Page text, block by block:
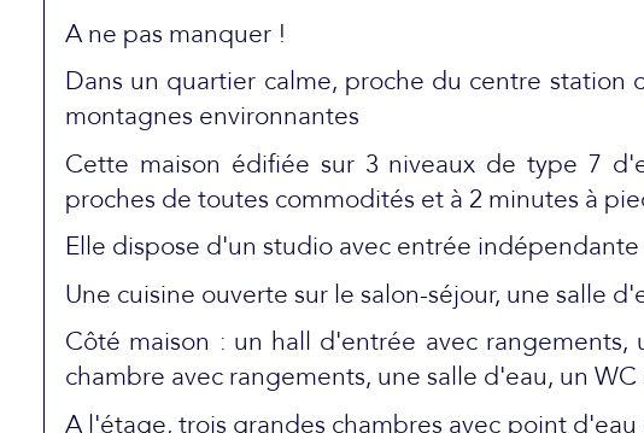
A ne pas manquer !
Dans un quartier calme, proche du centre station
montagnes environnantes
Cette maison édifiée sur 3 niveaux de type 7
proches de toutes commodités et à 2 minutes à
Elle dispose d'un studio avec entrée
Une cuisine ouverte sur le salon-séjour, une salle
Côté maison : un hall d'entrée avec
chambre avec rangements, une salle d'eau, un WC
A l'étage, trois grandes chambres avec point